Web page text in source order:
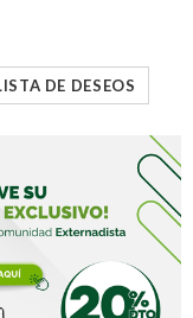
DE DESEOS